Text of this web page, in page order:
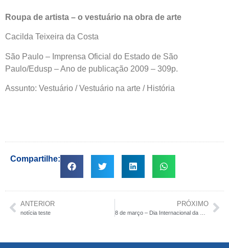
Roupa de artista – o vestuário na obra de arte
Cacilda Teixeira da Costa
São Paulo – Imprensa Oficial do Estado de São
Paulo/Edusp – Ano de publicação 2009 – 309p.
Assunto: Vestuário / Vestuário na arte / História
Compartilhe:
ANTERIOR
notícia teste
PRÓXIMO